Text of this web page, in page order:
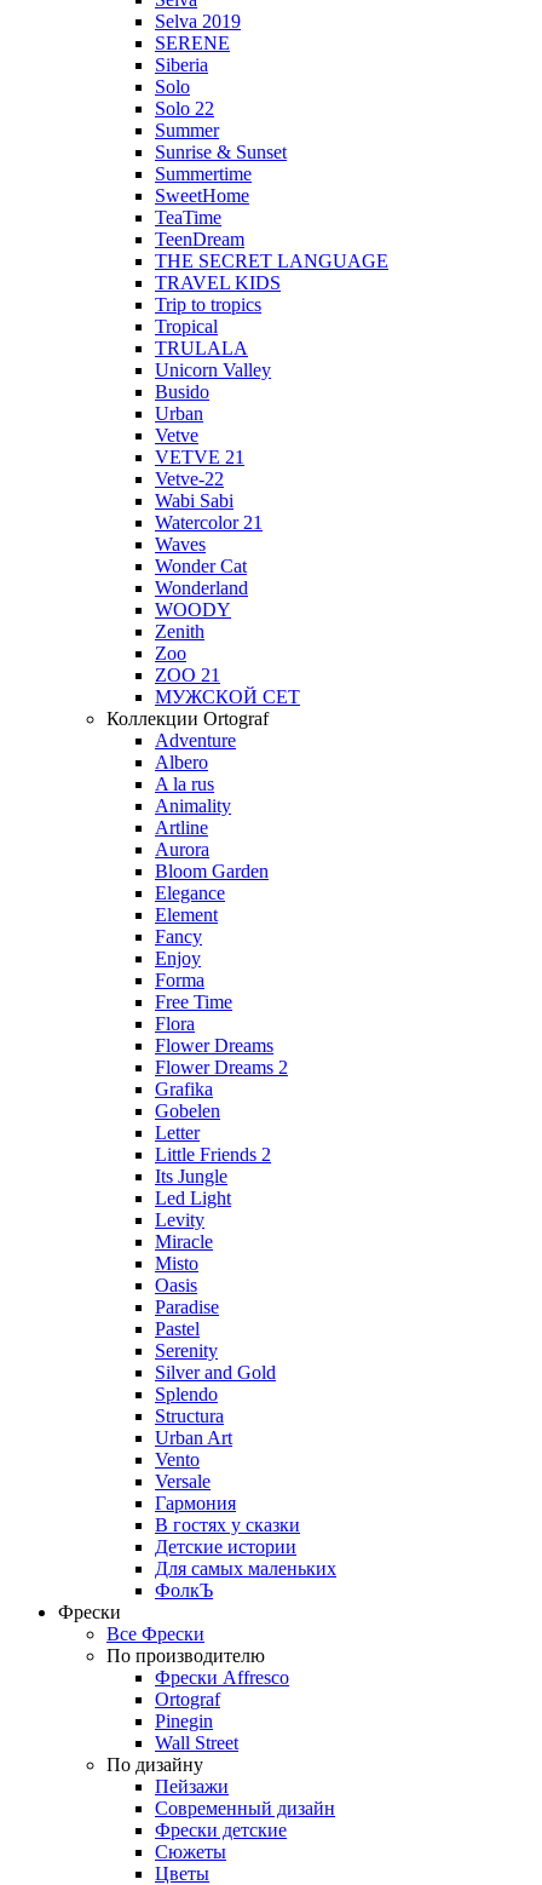
Selva 2019
SERENE
Siberia
Solo
Solo 22
Summer
Sunrise & Sunset
Summertime
SweetHome
TeaTime
TeenDream
THE SECRET LANGUAGE
TRAVEL KIDS
Trip to tropics
Tropical
TRULALA
Unicorn Valley
Busido
Urban
Vetve
VETVE 21
Vetve-22
Wabi Sabi
Watercolor 21
Waves
Wonder Cat
Wonderland
WOODY
Zenith
Zoo
ZOO 21
МУЖСКОЙ СЕТ
Коллекции Ortograf
Adventure
Albero
A la rus
Animality
Artline
Aurora
Bloom Garden
Elegance
Element
Fancy
Enjoy
Forma
Free Time
Flora
Flower Dreams
Flower Dreams 2
Grafika
Gobelen
Letter
Little Friends 2
Its Jungle
Led Light
Levity
Miracle
Misto
Oasis
Paradise
Pastel
Serenity
Silver and Gold
Splendo
Structura
Urban Art
Vento
Versale
Гармония
В гостях у сказки
Детские истории
Для самых маленьких
ФолкЪ
Фрески
Все Фрески
По производителю
Фрески Affresco
Ortograf
Pinegin
Wall Street
По дизайну
Пейзажи
Современный дизайн
Фрески детские
Сюжеты
Цветы